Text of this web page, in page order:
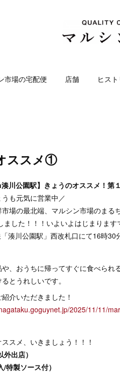
市場の宅配便 店舗 ヒス
ススメ①
川公園駅】きょうのオススメ！第
も元気に営業中／
場の最北端、マルシン市場のまる
した！！！いよいよはじまりま
湊川公園駅」西改札口にて16時30
、おうちに帰ってすぐに食べら
とうれしいです。
介いただきました！
2025/11/11/
スメ、いきましょう！！！
出店）
特製ソース付）